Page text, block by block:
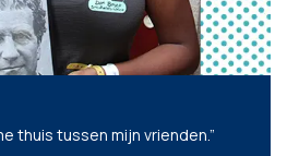
thuis tussen mijn vrienden.”